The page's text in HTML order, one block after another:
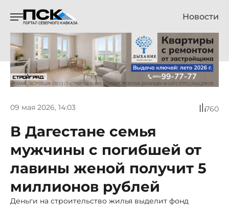
Новости
09 мая 2026, 14:03 760
В Дагестане семья
мужчины с погибшей от
лавины женой получит 5
миллионов рублей
Деньги на строительство жилья выделит фонд